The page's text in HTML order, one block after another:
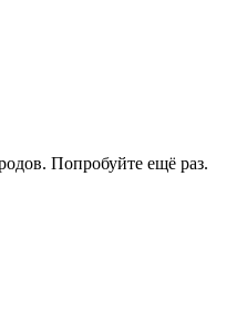
Попробуйте ещё раз.